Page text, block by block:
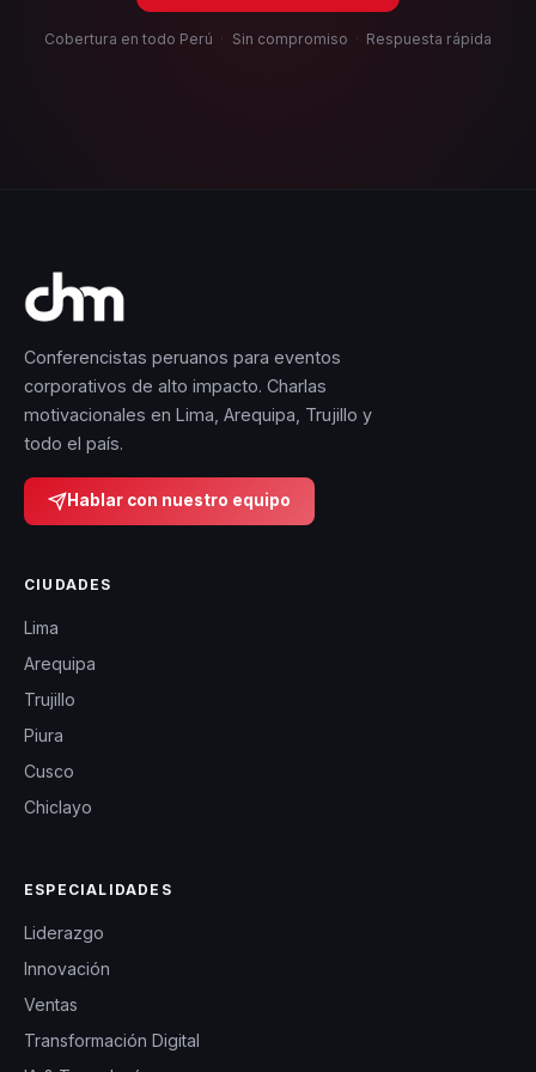
Cobertura en todo Perú · Sin compromiso · Respuesta rápida
Conferencistas peruanos para eventos
corporativos de alto impacto. Charlas
motivacionales en Lima, Arequipa, Trujillo y
todo el país.
Hablar con nuestro equipo
CIUDADES
Lima
Arequipa
Trujillo
Piura
Cusco
Chiclayo
ESPECIALIDADES
Liderazgo
Innovación
Ventas
Transformación Digital